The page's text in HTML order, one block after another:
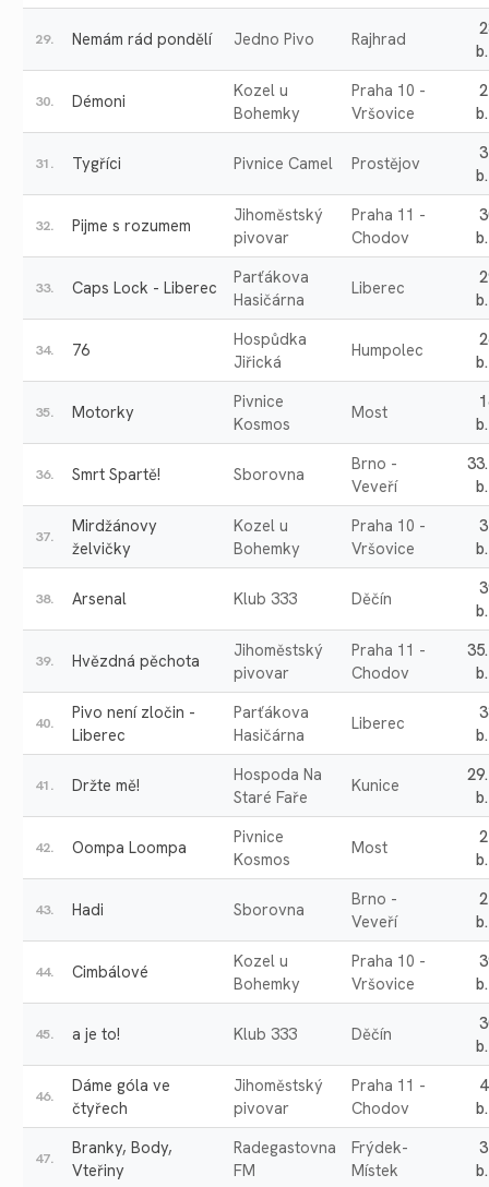
29. Nemám rád pondělí Jedno Pivo Rajhrad
b.
30. Démoni
Kozel u
Bohemky
Praha 10 -
Vršovice
b.
31. Tygříci Pivnice Camel Prostějov
b.
32. Pijme s rozumem
Jihoměstský
pivovar
Praha 11 -
Chodov
b.
33. Caps Lock - Liberec
Parťákova
Hasičárna
Liberec
b.
34. 76
Hospůdka
Jiřická
Humpolec
b.
35. Motorky
Pivnice
Kosmos
Most
b.
36. Smrt Spartě! Sborovna
Brno -
Veveří
b.
37.
Mirdžánovy
želvičky
Kozel u
Bohemky
Praha 10 -
Vršovice
b.
38. Arsenal Klub 333 Děčín
b.
39. Hvězdná pěchota
Jihoměstský
pivovar
Praha 11 -
Chodov
b.
40.
Pivo není zločin -
Liberec
Parťákova
Hasičárna
Liberec
b.
41. Držte mě!
Hospoda Na
Staré Faře
Kunice
b.
42. Oompa Loompa
Pivnice
Kosmos
Most
b.
43. Hadi Sborovna
Brno -
Veveří
b.
44. Cimbálové
Kozel u
Bohemky
Praha 10 -
Vršovice
b.
45. a je to! Klub 333 Děčín
b.
46.
Dáme góla ve
čtyřech
Jihoměstský
pivovar
Praha 11 -
Chodov
b.
47.
Branky, Body,
Vteřiny
Radegastovna
FM
Frýdek-
Místek
b.